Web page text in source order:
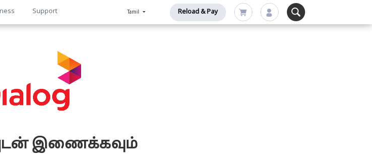
Support Tamil Reload & Pay
இணைக்கவும்